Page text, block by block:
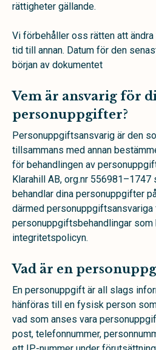
rättigheter gällande.
Vi förbehåller oss rätten att
tid till annan. Datum för den
början av dokumentet
Vem är ansvarig för
personuppgifter?
Personuppgiftsansvarig är den
tillsammans med annan
för behandlingen av
Klarahill AB, org.nr
behandlar dina personuppgifter
därmed personuppgiftsansvariga
personuppgiftsbehandlingar som
integritetspolicyn.
Vad är en
En personuppgift är all slags
hänföras till en fysisk person
vad som anses vara
post, telefonnummer,